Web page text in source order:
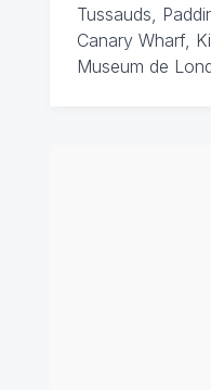
Tussauds,
Canary Wharf,
Museum de